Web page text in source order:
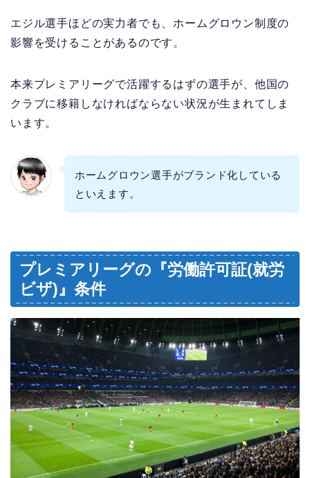
エジル選手ほどの実力者でも、ホームグロウン制度の
影響を受けることがあるのです。
本来プレミアリーグで活躍するはずの選手が、他国の
クラブに移籍しなければならない状況が生まれてしま
います。
ホームグロウン選手がブランド化している
といえます。
プレミアリーグの『労働許可証(就労
ビザ)』条件